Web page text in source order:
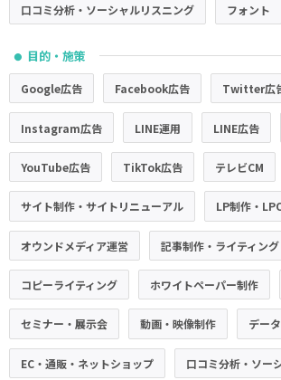
口コミ分析・ソーシャルリスニング フォント
● 目的・施策
Google広告 Facebook広告 Twitter広
Instagram広告 LINE運用 LINE広告
YouTube広告 TikTok広告 テレビCM
サイト制作・サイトリニューアル LP制作・
オウンドメディア運営 記事制作・ライティング
コピーライティング ホワイトペーパー制作
セミナー・展示会 動画・映像制作 デー
EC・通販・ネットショップ 口コミ分析・ソー